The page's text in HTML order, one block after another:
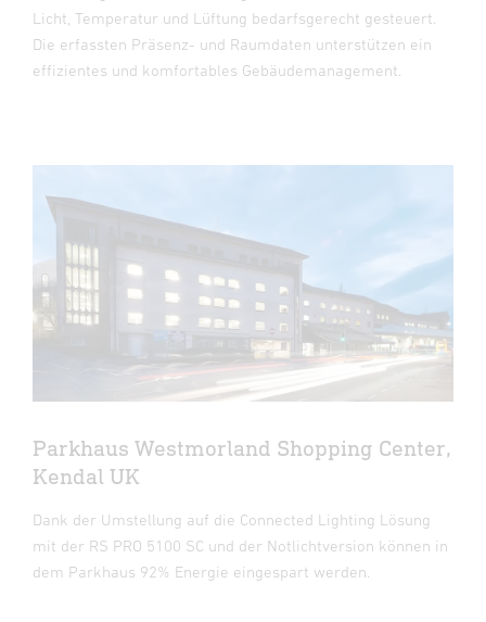
Licht, Temperatur und Lüftung bedarfsgerecht gesteuert.
Die erfassten Präsenz- und Raumdaten unterstützen ein
effizientes und komfortables Gebäudemanagement.
Parkhaus Westmorland Shopping Center,
Kendal UK
Dank der Umstellung auf die Connected Lighting Lösung
mit der RS PRO 5100 SC und der Notlichtversion können in
dem Parkhaus 92% Energie eingespart werden.